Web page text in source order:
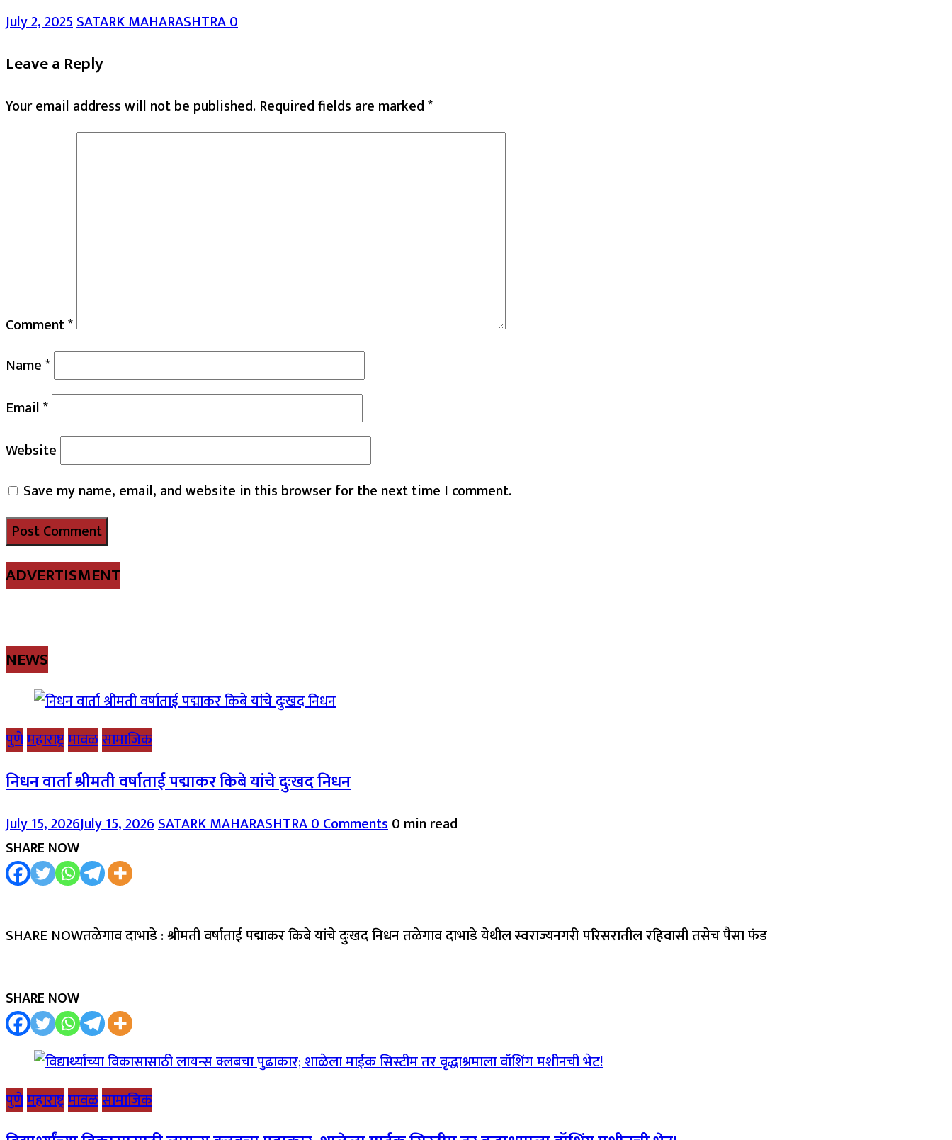
July 2, 2025SATARK MAHARASHTRA0
Leave a Reply
Your email address will not be published. Required fields are marked*
Comment*
Name*
Email*
Website
Save my name, email, and website in this browser for the next time I comment.
ADVERTISMENT
NEWS
पुणेमहाराष्ट्रमावळसामाजिक
निधन वार्ता श्रीमती वर्षाताई पद्माकर किबे यांचे दुःखद निधन
July 15, 2026July 15, 2026SATARK MAHARASHTRA0 Comments0 min read
SHARE NOW
SHARE NOWतळेगाव दाभाडे : श्रीमती वर्षाताई पद्माकर किबे यांचे दुःखद निधन तळेगाव दाभाडे येथील स्वराज्यनगरी परिसरातील रहिवासी तसेच पैसा फंड
SHARE NOW
पुणेमहाराष्ट्रमावळसामाजिक